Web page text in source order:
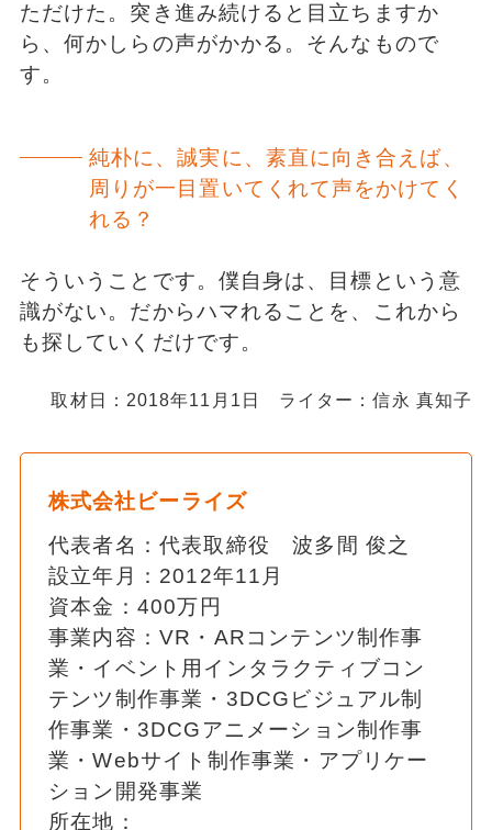
ただけた。突き進み続けると目立ちますか
ら、何かしらの声がかかる。そんなもので
す。
純朴に、誠実に、素直に向き合えば、
周りが一目置いてくれて声をかけてく
れる？
そういうことです。僕自身は、目標という意
識がない。だからハマれることを、これから
も探していくだけです。
取材日：2018年11月1日 ライター：信永 真知子
株式会社ビーライズ
代表者名：代表取締役 波多間 俊之
設立年月：2012年11月
資本金：400万円
事業内容：VR・ARコンテンツ制作事
業・イベント用インタラクティブコン
テンツ制作事業・3DCGビジュアル制
作事業・3DCGアニメーション制作事
業・Webサイト制作事業・アプリケー
ション開発事業
所在地：